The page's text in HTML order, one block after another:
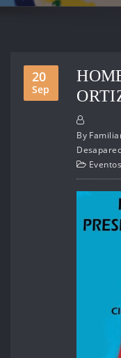
20
Sep
By
Eventos